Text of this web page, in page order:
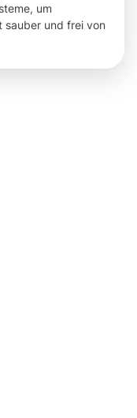
um
sauber und frei von